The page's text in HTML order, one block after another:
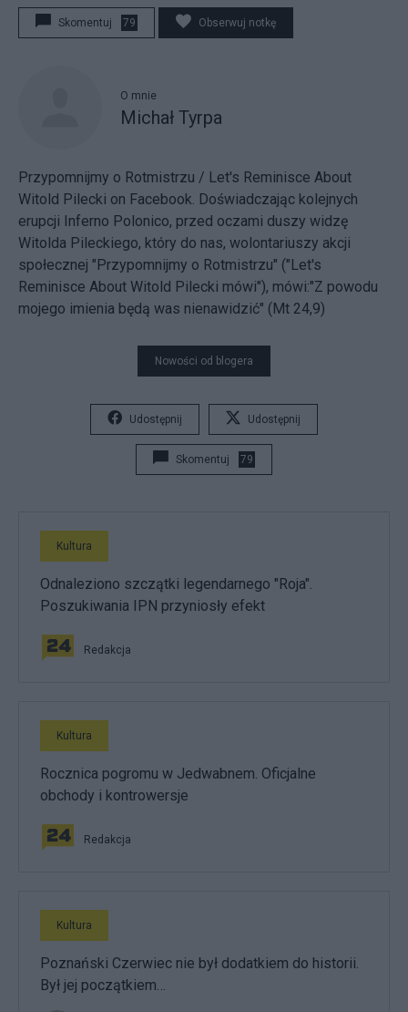
Skomentuj 79 Obserwuj notkę
O mnie
Michał Tyrpa
Przypomnijmy o Rotmistrzu / Let's Reminisce About
Witold Pilecki on Facebook. Doświadczając kolejnych
erupcji Inferno Polonico, przed oczami duszy widzę
Witolda Pileckiego, który do nas, wolontariuszy akcji
społecznej "Przypomnijmy o Rotmistrzu" ("Let's
Reminisce About Witold Pilecki mówi"), mówi:"Z powodu
mojego imienia będą was nienawidzić" (Mt 24,9)
Nowości od blogera
Udostępnij Udostępnij
Skomentuj 79
Kultura
Odnaleziono szczątki legendarnego "Roja".
Poszukiwania IPN przyniosły efekt
Redakcja
Kultura
Rocznica pogromu w Jedwabnem. Oficjalne
obchody i kontrowersje
Redakcja
Kultura
Poznański Czerwiec nie był dodatkiem do historii.
Był jej początkiem…